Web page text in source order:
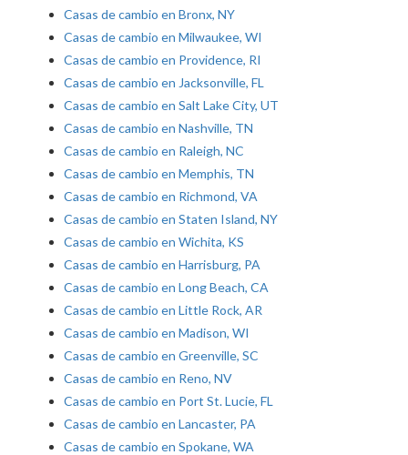
Casas de cambio en Bronx, NY
Casas de cambio en Milwaukee, WI
Casas de cambio en Providence, RI
Casas de cambio en Jacksonville, FL
Casas de cambio en Salt Lake City, UT
Casas de cambio en Nashville, TN
Casas de cambio en Raleigh, NC
Casas de cambio en Memphis, TN
Casas de cambio en Richmond, VA
Casas de cambio en Staten Island, NY
Casas de cambio en Wichita, KS
Casas de cambio en Harrisburg, PA
Casas de cambio en Long Beach, CA
Casas de cambio en Little Rock, AR
Casas de cambio en Madison, WI
Casas de cambio en Greenville, SC
Casas de cambio en Reno, NV
Casas de cambio en Port St. Lucie, FL
Casas de cambio en Lancaster, PA
Casas de cambio en Spokane, WA